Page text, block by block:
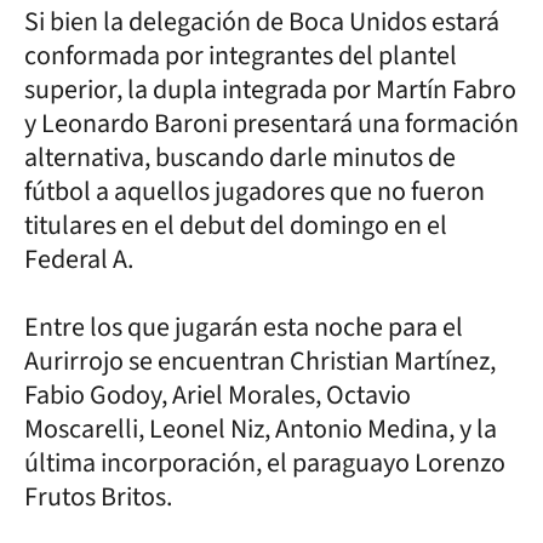
Si bien la delegación de Boca Unidos estará
conformada por integrantes del plantel
superior, la dupla integrada por Martín Fabro
y Leonardo Baroni presentará una formación
alternativa, buscando darle minutos de
fútbol a aquellos jugadores que no fueron
titulares en el debut del domingo en el
Federal A.
Entre los que jugarán esta noche para el
Aurirrojo se encuentran Christian Martínez,
Fabio Godoy, Ariel Morales, Octavio
Moscarelli, Leonel Niz, Antonio Medina, y la
última incorporación, el paraguayo Lorenzo
Frutos Britos.